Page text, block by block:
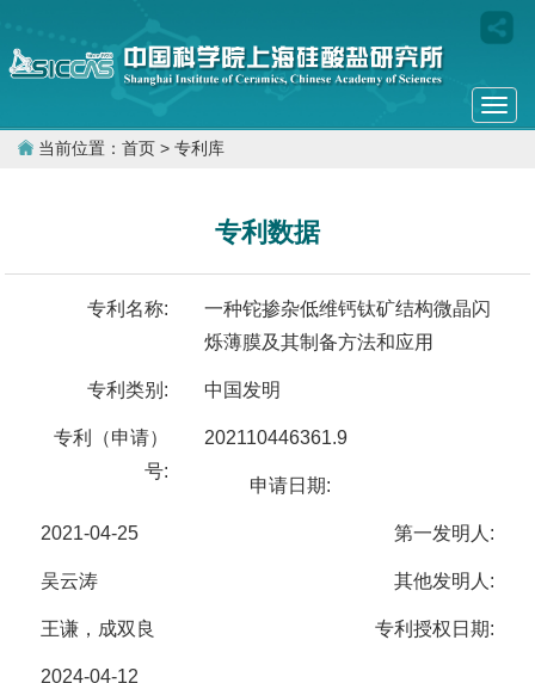
当前位置： 首页 > 专利库
专利数据
专利名称:
一种铊掺杂低维钙钛矿结构微晶闪
烁薄膜及其制备方法和应用
专利类别: 中国发明
专利（申请）
号:
202110446361.9
申请日期:
2021-04-25 第一发明人:
吴云涛 其他发明人:
王谦，成双良 专利授权日期:
2024-04-12